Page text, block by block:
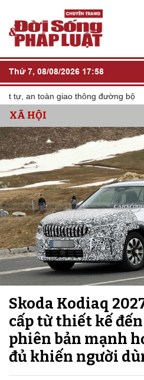
Thứ 7, 08/08/2026 17:58
toàn giao thông đường bộ
XÃ HỘI
Skoda Kodiaq
cấp từ thiết kế
phiên bản mạnh
đủ khiến người